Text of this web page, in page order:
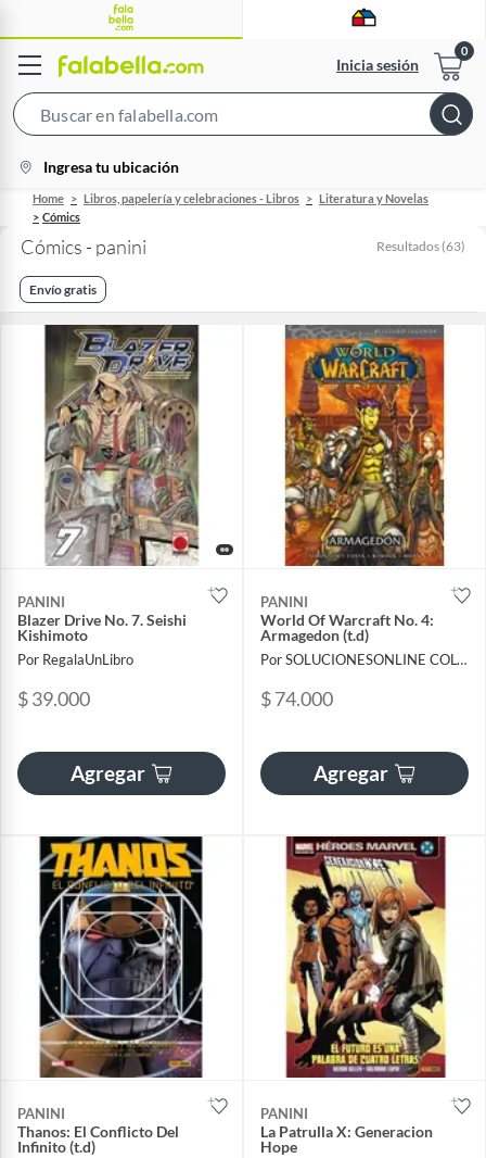
Inicia sesión
Bar
location-
icon
Ingresa tu ubicación
Home Libros, papelería y celebraciones - Libros
Literatura y Novelas
Cómics
Cómics - panini Resultados (63)
Envío gratis
PANINI
Blazer Drive No. 7. Seishi
Kishimoto
Por RegalaUnLibro
$ 39.000
Agregar
PANINI
World Of Warcraft No. 4:
Armagedon (t.d)
Por SOLUCIONESONLINE COLOMBIA SAS
$ 74.000
Agregar
PANINI
Thanos: El Conflicto Del
Infinito (t.d)
PANINI
La Patrulla X: Generacion
Hope